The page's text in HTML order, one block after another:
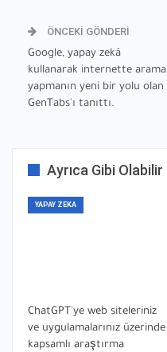
ÖNCEKI GÖNDERI
Google, yapay zekâ
kullanarak internette arama
yapmanın yeni bir yolu olan
GenTabs'ı tanıttı.
Ayrıca Gibi Olabilir
YAPAY ZEKA
ChatGPT'ye web siteleriniz
ve uygulamalarınız üzerinde
kapsamlı araştırma